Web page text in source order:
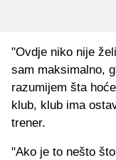
"Ovdje niko nije
sam maksimalno,
razumijem šta
klub, klub ima
trener.
"Ako je to nešto